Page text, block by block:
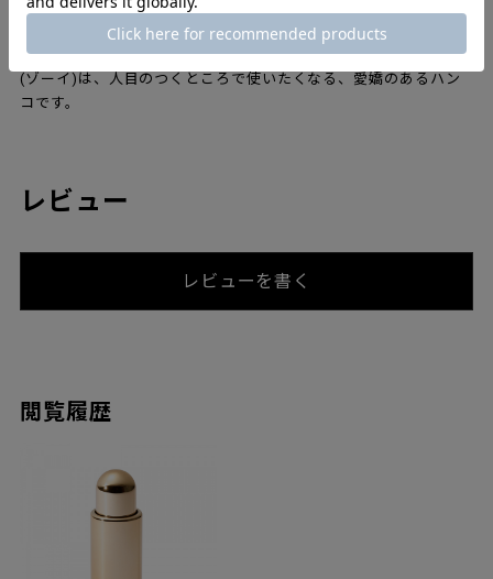
凛として愛らしいネーム印
凛として愛らしいハンコ。コロンと丸みを帯びたフォルムのZOE
(ゾーイ)は、人目のつくところで使いたくなる、愛嬌のあるハン
コです。
レビュー
レビューを書く
閲覧履歴